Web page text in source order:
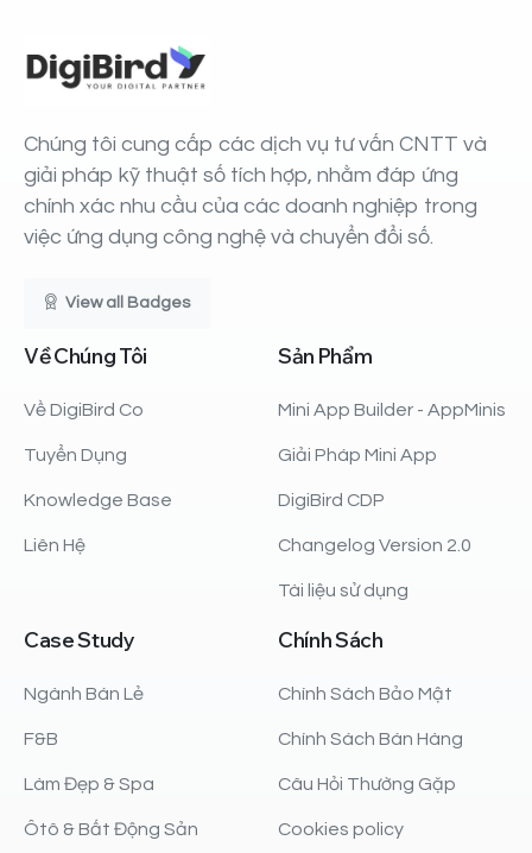
Chúng tôi cung cấp các dịch vụ tư vấn CNTT và
giải pháp kỹ thuật số tích hợp, nhằm đáp ứng
chính xác nhu cầu của các doanh nghiệp trong
việc ứng dụng công nghệ và chuyển đổi số.
View all Badges
VềChúngTôi
Về DigiBird Co
Tuyển Dụng
Knowledge Base
Liên Hệ
Sản Phẩm
Mini App Builder - AppMinis
Giải Pháp Mini App
DigiBird CDP
Changelog Version 2.0
Tài liệu sử dụng
CaseStudy
Ngành Bán Lẻ
F&B
Làm Đẹp & Spa
Ôtô & Bất Động Sản
ChínhSách
Chính Sách Bảo Mật
Chính Sách Bán Hàng
Câu Hỏi Thường Gặp
Cookies policy